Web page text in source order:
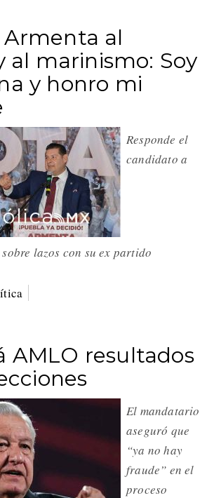
Armenta al
al marinismo: Soy
y honro mi
Responde el
candidato a
lazos con su ex partido
AMLO resultados
El mandatario
aseguró que
“ya no hay
fraude” en el
proceso